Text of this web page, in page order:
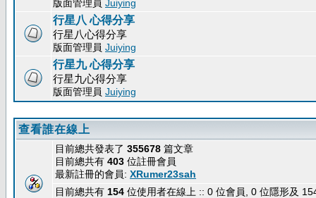
版面管理員 Juiying
行星八 心得分享
行星八心得分享
版面管理員 Juiying
行星九 心得分享
行星九心得分享
版面管理員 Juiying
查看誰在線上
目前總共發表了 355678 篇文章
目前總共有 403 位註冊會員
最新註冊的會員: XRumer23sah
目前總共有 154 位使用者在線上 :: 0 位會員, 0 位隱形及